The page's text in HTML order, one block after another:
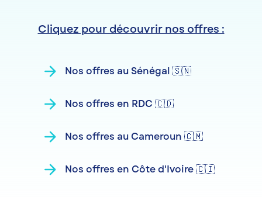
Cliquez pour découvrir nos offres :
arrow_forward Nos offres au Sénégal 🇸🇳
arrow_forward Nos offres en RDC 🇨🇩
arrow_forward Nos offres au Cameroun 🇨🇲
arrow_forward Nos offres en Côte d'Ivoire 🇨🇮